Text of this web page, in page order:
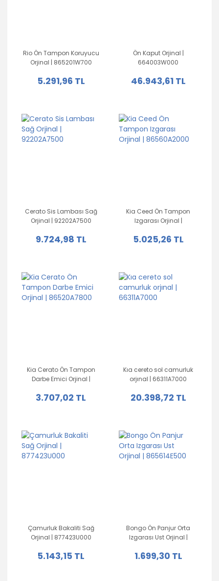
Rio Ön Tampon Koruyucu
Orjinal | 865201W700
5.291,96 TL
Ön Kaput Orjinal |
664003W000
46.943,61 TL
Cerato Sis Lambası Sağ
Orjinal | 92202A7500
9.724,98 TL
Kia Ceed Ön Tampon
Izgarası Orjinal |
5.025,26 TL
Kia Cerato Ön Tampon
Darbe Emici Orjinal |
3.707,02 TL
Kıa cereto sol camurluk
orjınal | 66311A7000
20.398,72 TL
Çamurluk Bakaliti Sağ
Orjinal | 877423U000
5.143,15 TL
Bongo Ön Panjur Orta
Izgarası Ust Orjinal |
1.699,30 TL